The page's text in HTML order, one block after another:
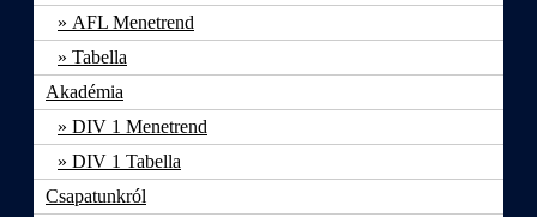
AFL Menetrend
Tabella
Akadémia
DIV 1 Menetrend
DIV 1 Tabella
Csapatunkról